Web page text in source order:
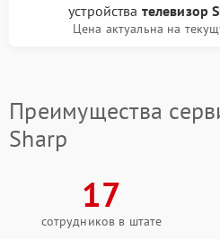
устройства телевизор
Цена актуальна на
Преимущества
Sharp
17
сотрудников в штате